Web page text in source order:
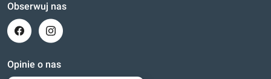
Obserwuj nas
Opinie o nas